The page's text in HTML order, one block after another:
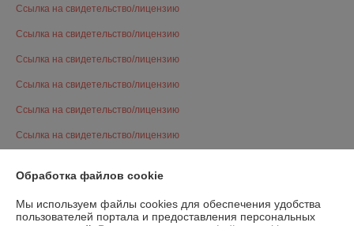
Ссылка на свидетельство/лицензию
Ссылка на свидетельство/лицензию
Ссылка на свидетельство/лицензию
Ссылка на свидетельство/лицензию
Ссылка на свидетельство/лицензию
Ссылка на свидетельство/лицензию
Ссылка на свидетельство/лицензию
Ссылка на свидетельство/лицензию
Обработка файлов cookie
Мы используем файлы cookies для обеспечения удобства
пользователей портала и предоставления персональных